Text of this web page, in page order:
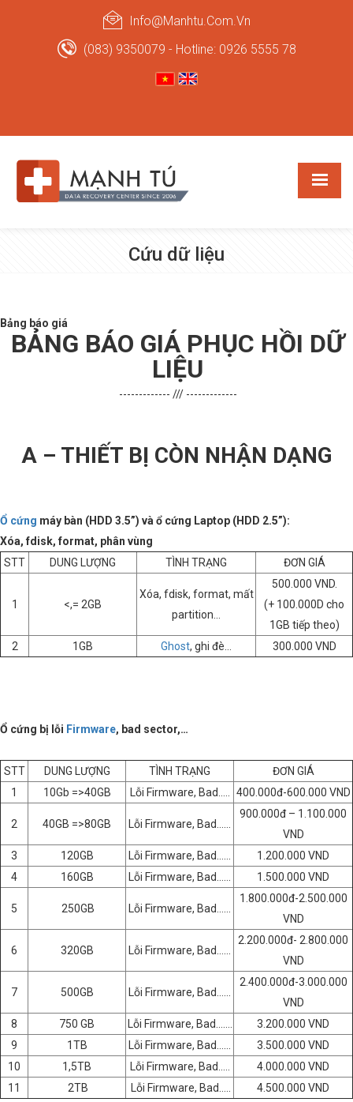
Info@manhtu.com.vn
(083) 9350079 - Hotline: 0926 5555 78
Cứu dữ liệu
Bảng báo giá
BẢNG BÁO GIÁ PHỤC HỒI DỮ
LIỆU
------------- /// -------------
A – THIẾT BỊ CÒN NHẬN DẠNG
Ổ cứng máy bàn (HDD 3.5”) và ổ cứng Laptop (HDD 2.5”):
Xóa, fdisk, format, phân vùng
STT
DUNG LƯỢNG TÌNH TRẠNG ĐƠN GIÁ
1 <,= 2GB
Xóa, fdisk, format, mất
partition…
500.000 VND.
(+ 100.000D cho
1GB tiếp theo)
2
1GB Ghost, ghi đè… 300.000 VND
Ổ cứng bị lỗi Firmware, bad sector,…
STT DUNG LƯỢNG TÌNH TRẠNG
ĐƠN GIÁ
1
10Gb =>40GB Lỗi Firmware, Bad….. 400.000đ-600.000 VND
2 40GB =>80GB Lỗi Firmware, Bad……
900.000đ – 1.100.000
VND
3
120GB Lỗi Firmware, Bad……
1.200.000 VND
4
160GB Lỗi Firmware, Bad…… 1.500.000 VND
5 250GB Lỗi Firmware, Bad……
1.800.000đ-2.500.000
VND
6 320GB Lỗi Firmware, Bad……
2.200.000đ- 2.800.000
VND
7 500GB Lỗi Firmware, Bad……
2.400.000đ-3.000.000
VND
8
750 GB Lỗi Firmware, Bad…….
3.200.000 VND
9
1TB Lỗi Firmware, Bad……
3.500.000 VND
10
1,5TB Lỗi Firmware, Bad…..
4.000.000 VND
11
2TB Lỗi Firmware, Bad…..
4.500.000 VND